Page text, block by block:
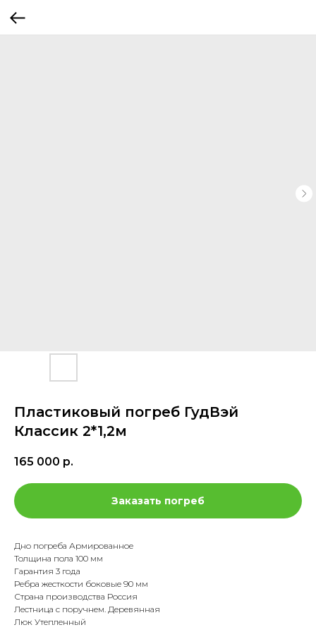
Пластиковый погреб ГудВэй
Классик 2*1,2м
165 000 р.
Заказать погреб
Дно погреба Армированное
Толщина пола 100 мм
Гарантия 3 года
Ребра жесткости боковые 90 мм
Страна производства Россия
Лестница с поручнем. Деревянная
Люк Утепленный